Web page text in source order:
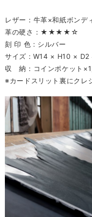
レザー：牛革×和紙ボンデ
革の硬さ：★★★★☆
刻 印 色 : シルバー
サイズ : W14 × H10 × D2
収 納：コインポケット
※カードスリット裏にクレ